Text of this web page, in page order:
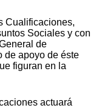
Cualificaciones,
Sociales y con
de
de apoyo de éste
figuran en la
actuará